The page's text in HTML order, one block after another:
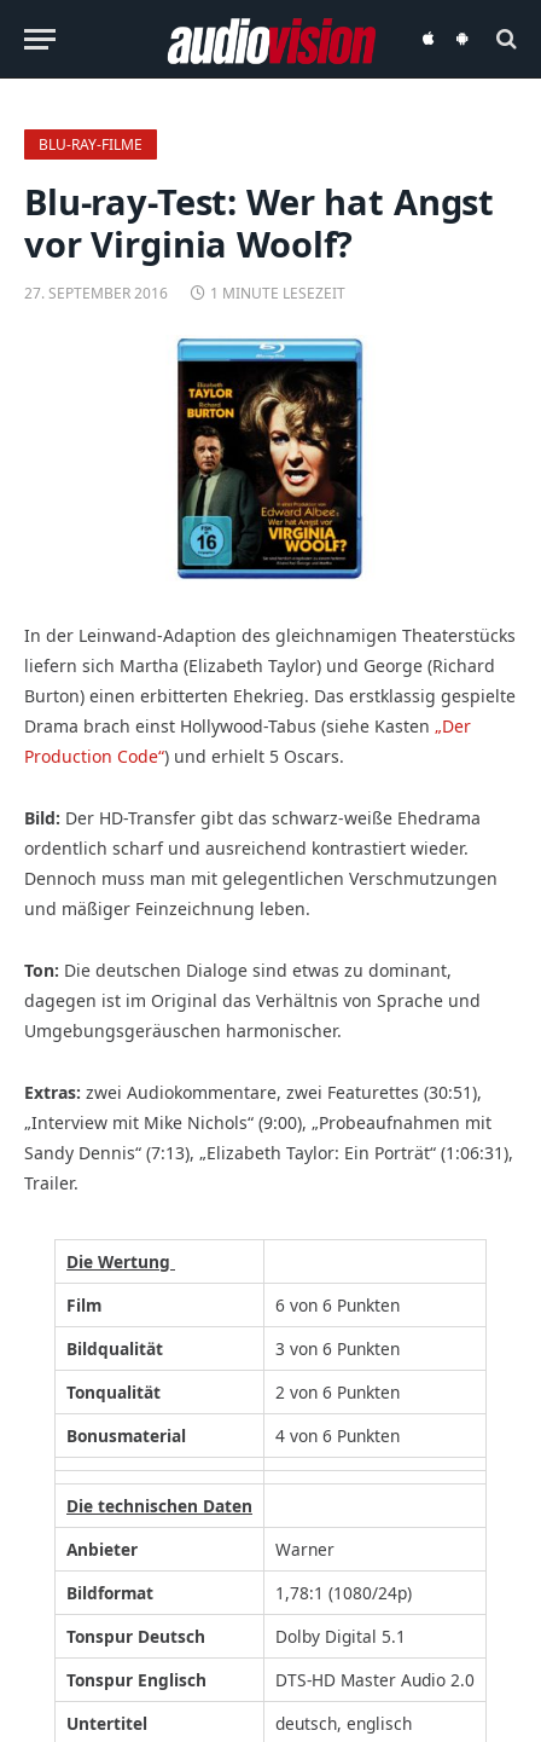
audiovisionaudiovision
BLU-RAY-FILME
Blu-ray-Test: Wer hat Angst
vor Virginia Woolf?
27. SEPTEMBER 2016 1 MINUTE LESEZEIT
In der Leinwand-Adaption des gleichnamigen Theaterstücks
liefern sich Martha (Elizabeth Taylor) und George (Richard
Burton) einen erbitterten Ehekrieg. Das erstklassig gespielte
Drama brach einst Hollywood-Tabus (siehe Kasten „Der
Production Code“) und erhielt 5 Oscars.
Bild: Der HD-Transfer gibt das schwarz-weiße Ehedrama
ordentlich scharf und ausreichend kontrastiert wieder.
Dennoch muss man mit gelegentlichen Verschmutzungen
und mäßiger Feinzeichnung leben.
Ton: Die deutschen Dialoge sind etwas zu dominant,
dagegen ist im Original das Verhältnis von Sprache und
Umgebungsgeräuschen harmonischer.
Extras: zwei Audiokommentare, zwei Featurettes (30:51),
„Interview mit Mike Nichols“ (9:00), „Probeaufnahmen mit
Sandy Dennis“ (7:13), „Elizabeth Taylor: Ein Porträt“ (1:06:31),
Trailer.
Die Wertung
Film
6 von 6 Punkten
Bildqualität
3 von 6 Punkten
Tonqualität
2 von 6 Punkten
Bonusmaterial
4 von 6 Punkten
Die technischen Daten
Anbieter
Warner
Bildformat
1,78:1 (1080/24p)
Tonspur Deutsch
Dolby Digital 5.1
Tonspur Englisch
DTS-HD Master Audio 2.0
Untertitel
deutsch, englisch